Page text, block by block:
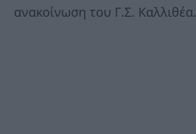
ανακοίνωση του Γ.Σ. Καλλιθέα.